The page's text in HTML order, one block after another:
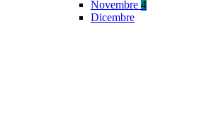
Novembre 4
Dicembre